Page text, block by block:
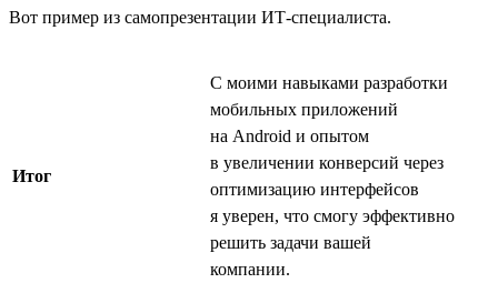
Вот пример из самопрезентации ИТ-специалиста.
Итог
С моими навыками разработки
мобильных приложений
на Android и опытом
в увеличении конверсий через
оптимизацию интерфейсов
я уверен, что смогу эффективно
решить задачи вашей
компании.